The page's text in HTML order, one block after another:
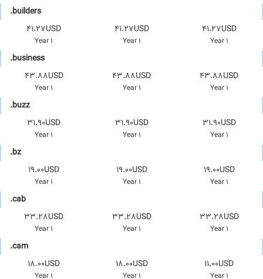
.builders
41.27USD
1 Year
41.27USD
1 Year
41.27USD
1 Year
.business
43.88USD
1 Year
43.88USD
1 Year
43.88USD
1 Year
.buzz
31.90USD
1 Year
31.90USD
1 Year
31.90USD
1 Year
.bz
19.00USD
1 Year
19.00USD
1 Year
19.00USD
1 Year
.cab
33.28USD
1 Year
33.28USD
1 Year
33.28USD
1 Year
.cam
11.00USD
1 Year
18.00USD
1 Year
18.00USD
1 Year